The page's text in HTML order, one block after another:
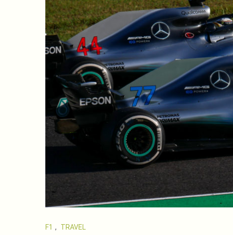
F1 , TRAVEL